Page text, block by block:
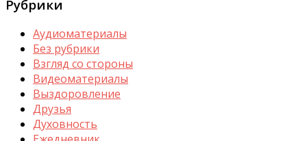
Рубрики
Аудиоматериалы
Без рубрики
Взгляд со стороны
Видеоматериалы
Выздоровление
Друзья
Духовность